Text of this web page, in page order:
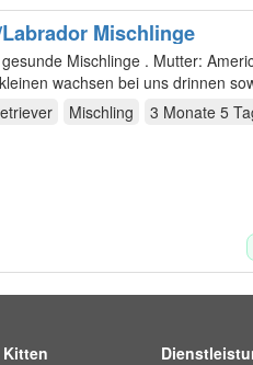
Mischlinge
American Staffort -Boxer
Vater: reinrassiger Labrador Die kleinen wachsen bei
Mischling 3 Monate 5